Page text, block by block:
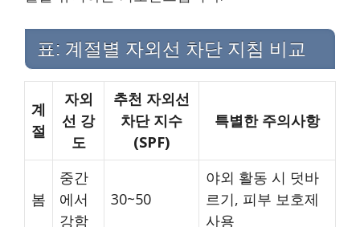
표: 계절별 자외선 차단 지침 비교
계
절
자외
선 강
도
추천 자외선
차단 지수
(SPF)
특별한 주의사항
봄
중간
에서
강함
30~50
야외 활동 시 덧바
르기, 피부 보호제
사용